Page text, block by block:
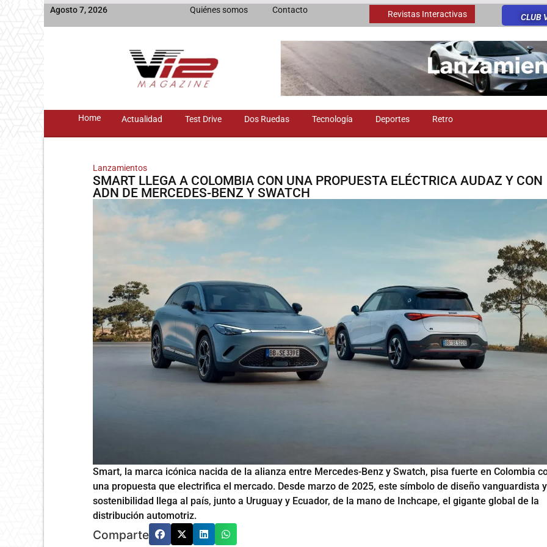
Agosto 7, 2026 Quiénes somos Contacto Revistas Interactivas CLUB
Home Actualidad Test Drive Dos Ruedas Tecnología Deportes Retro
Lanzamientos
SMART LLEGA A COLOMBIA CON UNA PROPUESTA ELÉCTRICA AUDAZ Y CON
ADN DE MERCEDES-BENZ Y SWATCH
Smart, la marca icónica nacida de la alianza entre Mercedes-Benz y Swatch, pisa fuerte en Colombia
una propuesta que electrifica el mercado. Desde marzo de 2025, este símbolo de diseño vanguardista y
sostenibilidad llega al país, junto a Uruguay y Ecuador, de la mano de Inchcape, el gigante global de la
distribución automotriz.
Comparte